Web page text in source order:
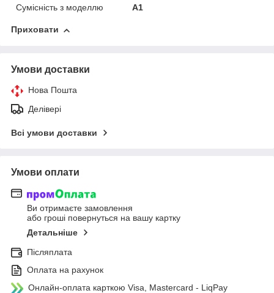
Сумісність з моделлю
A1
Приховати
Умови доставки
Нова Пошта
Делівері
Всі умови доставки
Умови оплати
Ви отримаєте замовлення
або гроші повернуться на вашу картку
Детальніше
Післяплата
Оплата на рахунок
Онлайн-оплата карткою Visa, Mastercard - LiqPay